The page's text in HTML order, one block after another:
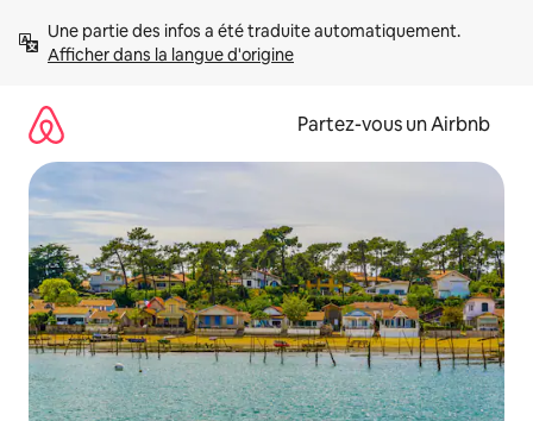
directement
Afficher dans la langue d'origine
Partez-vous un Airbnb